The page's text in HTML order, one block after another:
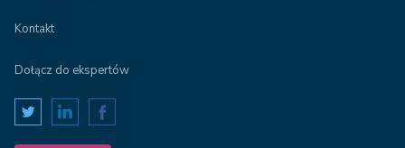
Kontakt
Dołącz do ekspertów